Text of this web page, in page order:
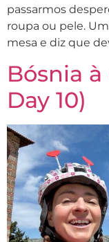
passarmos
roupa ou pele.
mesa e diz que
Bósnia
Day 10)